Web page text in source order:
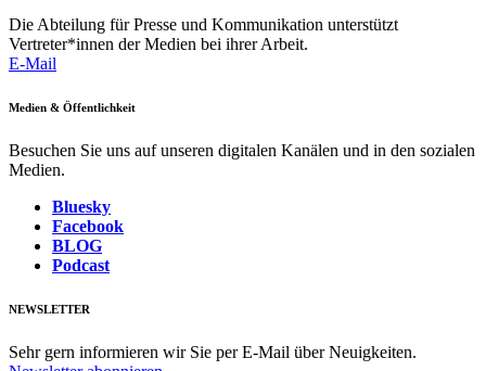
Die Abteilung für Presse und Kommunikation unterstützt
Vertreter*innen der Medien bei ihrer Arbeit.
E-Mail
Medien & Öffentlichkeit
Besuchen Sie uns auf unseren digitalen Kanälen und in den sozialen
Medien.
Bluesky
Facebook
BLOG
Podcast
NEWSLETTER
Sehr gern informieren wir Sie per E-Mail über Neuigkeiten.